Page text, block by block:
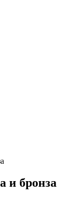
и бронза